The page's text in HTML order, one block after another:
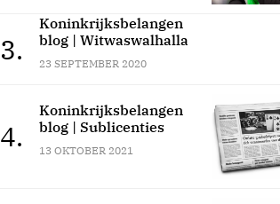
3.
Koninkrijksbelangen
blog | Witwaswalhalla
23 SEPTEMBER 2020
4.
Koninkrijksbelangen
blog | Sublicenties
13 OKTOBER 2021